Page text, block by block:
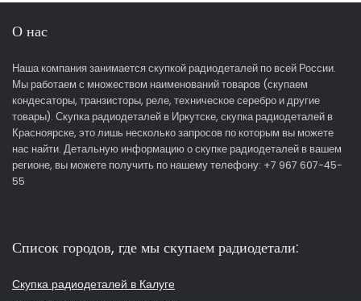
О нас
Наша компания занимается скупкой радиодеталей по всей России.
Мы работаем с множеством наименований товаров (скупаем
кондесаторы, транзисторы, реле, техническое серебро и другие
товары). Скупка радиодеталей в Иркутске, скупка радиодеталей в
Красноярске, это лишь несколько запросов по которым вы можете
нас найти. Детальную информацию о скупке радиодеталей в вашем
регионе, вы можете получить по нашему телефону: +7 967 607-45-
55
Список городов, где мы скупаем радиодетали:
Скупка радиодеталей в Калуге